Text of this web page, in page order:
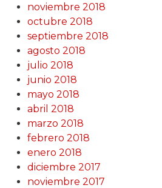
noviembre 2018
octubre 2018
septiembre 2018
agosto 2018
julio 2018
junio 2018
mayo 2018
abril 2018
marzo 2018
febrero 2018
enero 2018
diciembre 2017
noviembre 2017